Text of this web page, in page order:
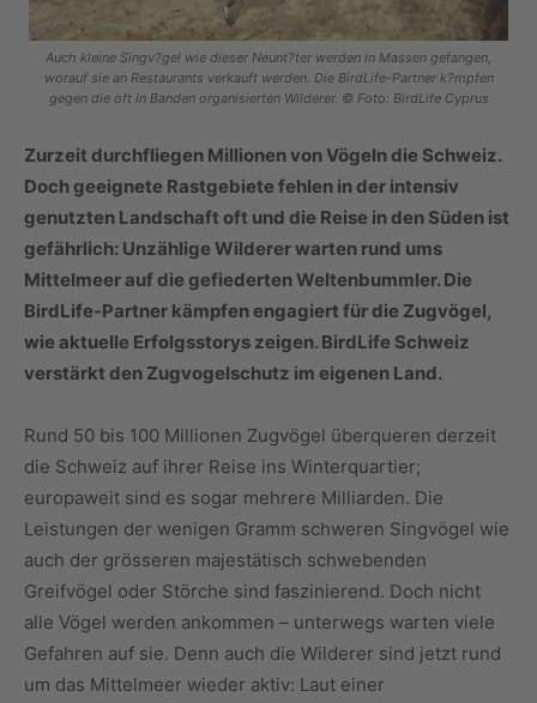
Auch kleine Singv?gel wie dieser Neunt?ter werden in Massen gefangen,
worauf sie an Restaurants verkauft werden. Die BirdLife-Partner k?mpfen
gegen die oft in Banden organisierten Wilderer. © Foto: BirdLife Cyprus
Zurzeit durchfliegen Millionen von Vögeln die Schweiz.
Doch geeignete Rastgebiete fehlen in der intensiv
genutzten Landschaft oft und die Reise in den Süden ist
gefährlich: Unzählige Wilderer warten rund ums
Mittelmeer auf die gefiederten Weltenbummler. Die
BirdLife-Partner kämpfen engagiert für die Zugvögel,
wie aktuelle Erfolgsstorys zeigen. BirdLife Schweiz
verstärkt den Zugvogelschutz im eigenen Land.
Rund 50 bis 100 Millionen Zugvögel überqueren derzeit
die Schweiz auf ihrer Reise ins Winterquartier;
europaweit sind es sogar mehrere Milliarden. Die
Leistungen der wenigen Gramm schweren Singvögel wie
auch der grösseren majestätisch schwebenden
Greifvögel oder Störche sind faszinierend. Doch nicht
alle Vögel werden ankommen – unterwegs warten viele
Gefahren auf sie. Denn auch die Wilderer sind jetzt rund
um das Mittelmeer wieder aktiv: Laut einer